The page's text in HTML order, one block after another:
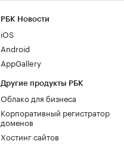
РБК Новости
iOS
Android
AppGallery
Другие продукты РБК
Облако для бизнеса
Корпоративный регистратор
доменов
Хостинг сайтов